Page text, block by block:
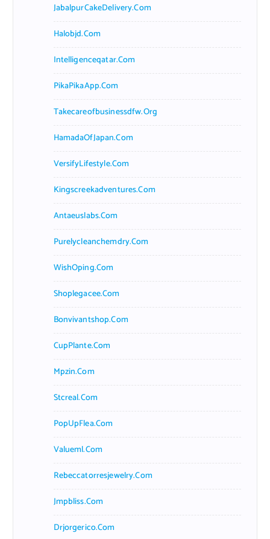
JabalpurCakeDelivery.com
Halobjd.com
Intelligenceqatar.com
PikaPikaApp.com
Takecareofbusinessdfw.org
HamadaOfJapan.com
VersifyLifestyle.com
Kingscreekadventures.com
Antaeuslabs.com
Purelycleanchemdry.com
WishOping.com
Shoplegacee.com
Bonvivantshop.com
CupPlante.com
Mpzin.com
Stcreal.com
PopUpFlea.com
Valueml.com
Rebeccatorresjewelry.com
Jmpbliss.com
Drjorgerico.com